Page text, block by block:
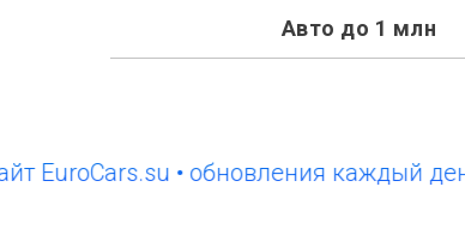
Авто до 1 млн
• обновления каждый день